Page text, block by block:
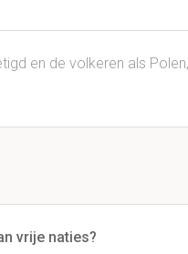
en de volkeren als
vrije naties?